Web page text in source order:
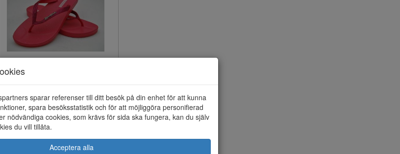
300;-
sparar referenser till ditt besök på din enhet för att kunna
spara besöksstatistik och för att möjliggöra personifierad
nödvändiga cookies, som krävs för sida ska fungera, kan du själv
du vill tillåta.
Acceptera alla